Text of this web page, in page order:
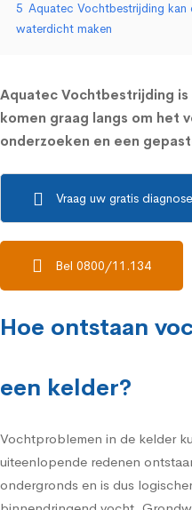
5 Aquatec Vochtbestrijding kan
waterdicht maken
Aquatec Vochtbestrijding is
komen graag langs om het
onderzoeken en een
Vraag uw gratis diagnose
Bel 0800/11.134
Hoe ontstaan
een kelder?
Vochtproblemen in de kelder
uiteenlopende redenen
ondergronds en is dus